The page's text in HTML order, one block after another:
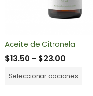
Aceite de Citronela
$13.50 - $23.00
Seleccionar opciones